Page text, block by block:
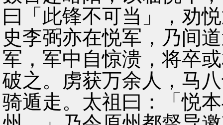
曰「此锋不可当」，劝
史李弼亦在悦军，乃间
军，军中自惊溃，将卒
破之。虏获万余人，马
骑遁走。太祖曰：「悦